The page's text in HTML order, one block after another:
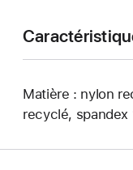
Matière : nylon
recyclé,